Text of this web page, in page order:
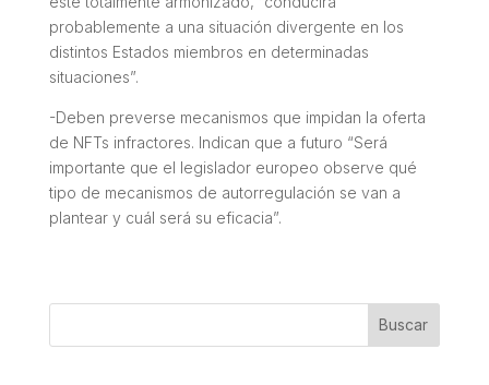
probablemente a una situación divergente en los
distintos Estados miembros en determinadas
situaciones”.
-Deben preverse mecanismos que impidan la oferta
de NFTs infractores. Indican que a futuro “Será
importante que el legislador europeo observe qué
tipo de mecanismos de autorregulación se van a
plantear y cuál será su eficacia”.
Buscar